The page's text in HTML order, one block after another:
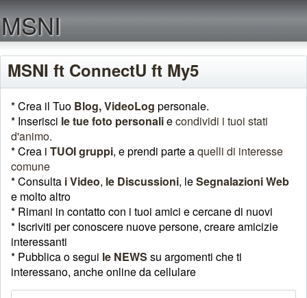
MSNI
MSNI ft ConnectU ft My5
* Crea il Tuo Blog,VideoLog personale.
* Inserisci le tue foto personaliecondividi i tuoi stati
d'animo.
* Crea i TUOI gruppi, e prendi parte aquelli di interesse
comune
* Consulta i Video, le Discussioni, leSegnalazioni Web
e molto altro
* Rimani in contatto con i tuoi amici e cercane di nuovi
* Iscriviti per conoscere nuove persone, creare amicizie
interessanti
* Pubblica o segui le NEWS su argomenti che ti
interessano, anche online da cellulare